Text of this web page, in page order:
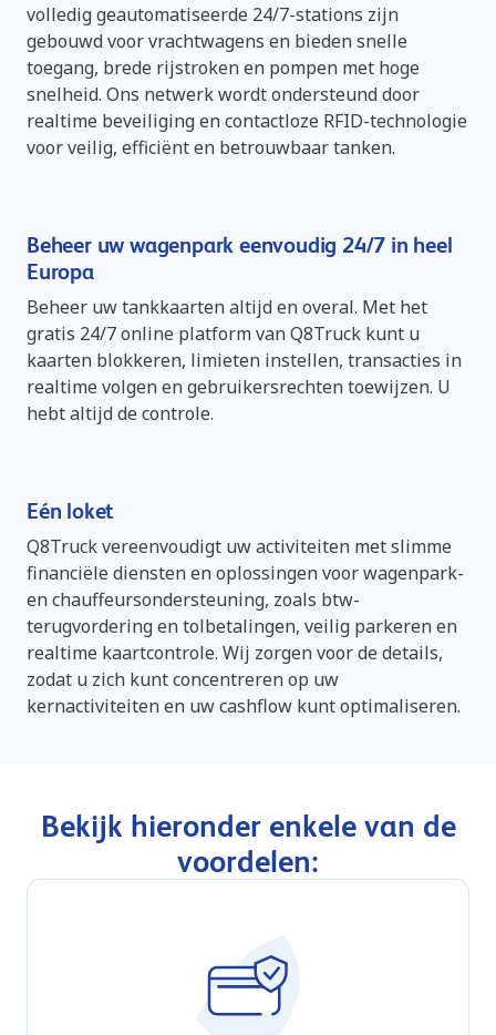
volledig geautomatiseerde 24/7-stations zijn
gebouwd voor vrachtwagens en bieden snelle
toegang, brede rijstroken en pompen met hoge
snelheid. Ons netwerk wordt ondersteund door
realtime beveiliging en contactloze RFID-technologie
voor veilig, efficiënt en betrouwbaar tanken.
Beheer uw wagenpark eenvoudig 24/7 in heel
Europa
Beheer uw tankkaarten altijd en overal. Met het
gratis 24/7 online platform van Q8Truck kunt u
kaarten blokkeren, limieten instellen, transacties in
realtime volgen en gebruikersrechten toewijzen. U
hebt altijd de controle.
Eén loket
Q8Truck vereenvoudigt uw activiteiten met slimme
financiële diensten en oplossingen voor wagenpark-
en chauffeursondersteuning, zoals btw-
terugvordering en tolbetalingen, veilig parkeren en
realtime kaartcontrole. Wij zorgen voor de details,
zodat u zich kunt concentreren op uw
kernactiviteiten en uw cashflow kunt optimaliseren.
Bekijk hieronder enkele van de
voordelen: